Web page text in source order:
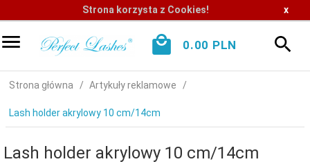
Strona korzysta z Cookies! x
0.00 PLN
Strona główna Artykuły reklamowe
Lash holder akrylowy 10 cm/14cm
Lash holder akrylowy 10 cm/14cm